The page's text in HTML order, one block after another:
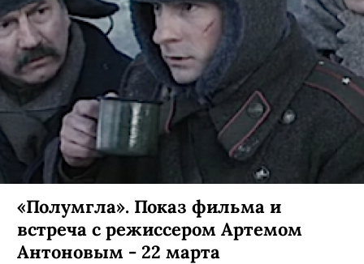
«Полумгла». Показ фильма и
встреча с режиссером Артемом
Антоновым - 22 марта